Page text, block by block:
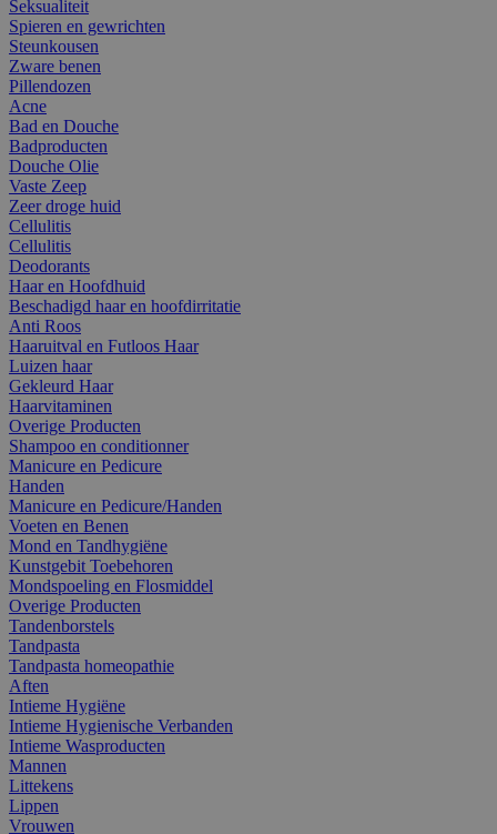
Seksualiteit
Spieren en gewrichten
Steunkousen
Zware benen
Pillendozen
Acne
Bad en Douche
Badproducten
Douche Olie
Vaste Zeep
Zeer droge huid
Cellulitis
Cellulitis
Deodorants
Haar en Hoofdhuid
Beschadigd haar en hoofdirritatie
Anti Roos
Haaruitval en Futloos Haar
Luizen haar
Gekleurd Haar
Haarvitaminen
Overige Producten
Shampoo en conditionner
Manicure en Pedicure
Handen
Manicure en Pedicure/Handen
Voeten en Benen
Mond en Tandhygiëne
Kunstgebit Toebehoren
Mondspoeling en Flosmiddel
Overige Producten
Tandenborstels
Tandpasta
Tandpasta homeopathie
Aften
Intieme Hygiëne
Intieme Hygienische Verbanden
Intieme Wasproducten
Mannen
Littekens
Lippen
Vrouwen